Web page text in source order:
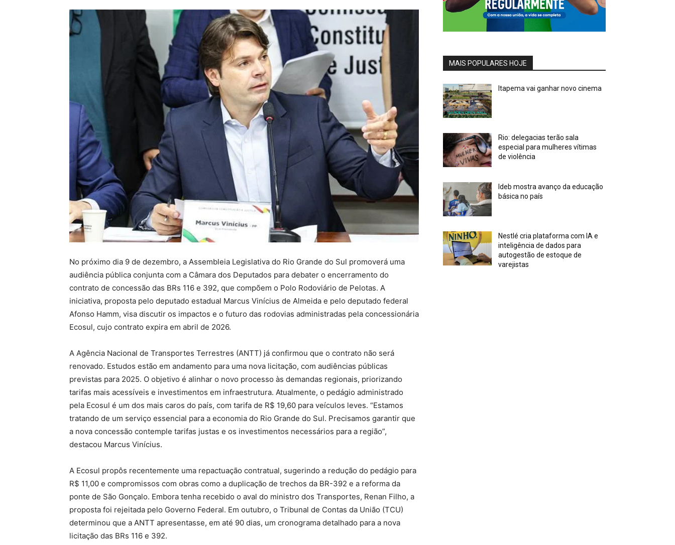
No próximo dia 9 de dezembro, a Assembleia Legislativa do Rio Grande do Sul promoverá uma
audiência pública conjunta com a Câmara dos Deputados para debater o encerramento do
contrato de concessão das BRs 116 e 392, que compõem o Polo Rodoviário de Pelotas. A
iniciativa, proposta pelo deputado estadual Marcus Vinícius de Almeida e pelo deputado federal
Afonso Hamm, visa discutir os impactos e o futuro das rodovias administradas pela concessionária
Ecosul, cujo contrato expira em abril de 2026.
A Agência Nacional de Transportes Terrestres (ANTT) já confirmou que o contrato não será
renovado. Estudos estão em andamento para uma nova licitação, com audiências públicas
previstas para 2025. O objetivo é alinhar o novo processo às demandas regionais, priorizando
tarifas mais acessíveis e investimentos em infraestrutura. Atualmente, o pedágio administrado
pela Ecosul é um dos mais caros do país, com tarifa de R$ 19,60 para veículos leves. “Estamos
tratando de um serviço essencial para a economia do Rio Grande do Sul. Precisamos garantir que
a nova concessão contemple tarifas justas e os investimentos necessários para a região”,
destacou Marcus Vinícius.
A Ecosul propôs recentemente uma repactuação contratual, sugerindo a redução do pedágio para
R$ 11,00 e compromissos com obras como a duplicação de trechos da BR-392 e a reforma da
ponte de São Gonçalo. Embora tenha recebido o aval do ministro dos Transportes, Renan Filho, a
proposta foi rejeitada pelo Governo Federal. Em outubro, o Tribunal de Contas da União (TCU)
determinou que a ANTT apresentasse, em até 90 dias, um cronograma detalhado para a nova
licitação das BRs 116 e 392.
MAIS POPULARES HOJE
Itapema vai ganhar novo cinema
Rio: delegacias terão sala
especial para mulheres vítimas
de violência
Ideb mostra avanço da educação
básica no país
Nestlé cria plataforma com IA e
inteligência de dados para
autogestão de estoque de
varejistas